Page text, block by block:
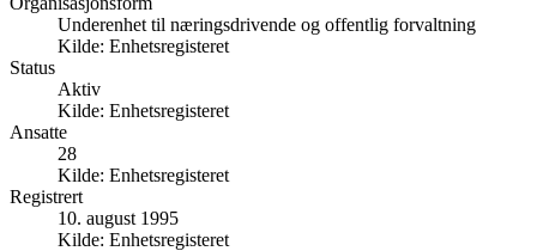
Underenhet til næringsdrivende og offentlig forvaltning
Kilde: Enhetsregisteret
Status
Aktiv
Kilde: Enhetsregisteret
Ansatte
28
Kilde: Enhetsregisteret
Registrert
10. august 1995
Kilde: Enhetsregisteret